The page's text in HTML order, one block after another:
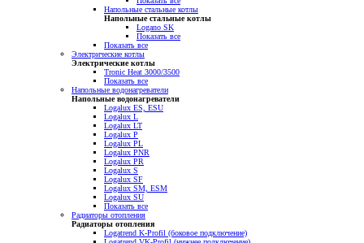
Напольные стальные котлы
Напольные стальные котлы
Logano SK
Показать все
Показать все
Электрические котлы
Электрические котлы
Tronic Heat 3000/3500
Показать все
Напольные водонагреватели
Напольные водонагреватели
Logalux ES, ESU
Logalux L
Logalux LT
Logalux P
Logalux PL
Logalux PNR
Logalux PR
Logalux S
Logalux SF
Logalux SM, ESM
Logalux SU
Показать все
Радиаторы отопления
Радиаторы отопления
Logatrend K-Profil (боковое подключение)